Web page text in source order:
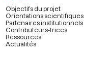
Objectifs du projet
Orientations scientifiques
Partenaires institutionnels
Contributeurs-trices
Ressources
Actualités